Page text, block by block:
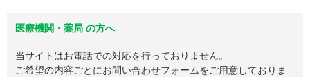
医療機関・薬局 の方へ
当サイトはお電話での対応を行っておりません。
ご希望の内容ごとにお問い合わせフォームをご用意しておりま